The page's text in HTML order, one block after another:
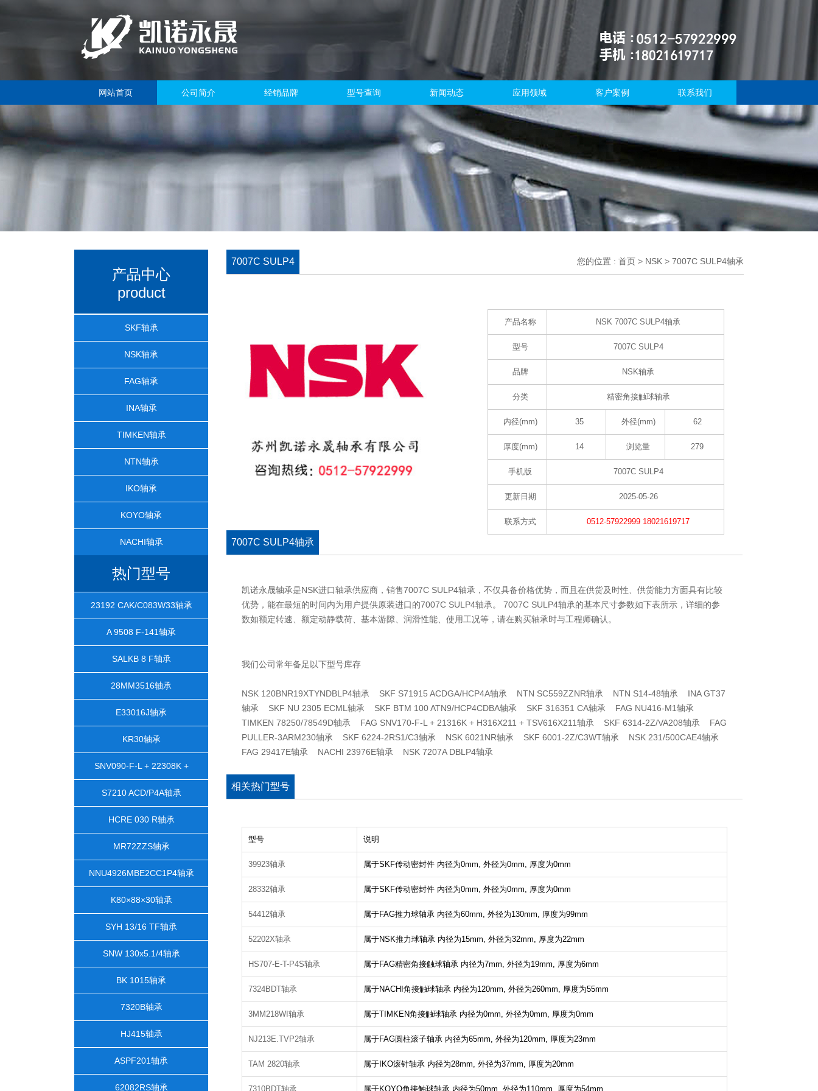
网站首页 公司简介 经销品牌 型号查询 新闻动态 应用领域 客户案例 联系我们
产品中心
product
SKF轴承
NSK轴承
FAG轴承
INA轴承
TIMKEN轴承
NTN轴承
IKO轴承
KOYO轴承
NACHI轴承
热门型号
23192 CAK/C083W33轴承
A 9508 F-141轴承
SALKB 8 F轴承
28MM3516轴承
E33016J轴承
KR30轴承
SNV090-F-L + 22308K +
H2308X106 + TCV608轴承
S7210 ACD/P4A轴承
HCRE 030 R轴承
MR72ZZS轴承
NNU4926MBE2CC1P4轴承
K80×88×30轴承
SYH 13/16 TF轴承
SNW 130x5.1/4轴承
BK 1015轴承
7320B轴承
HJ415轴承
ASPF201轴承
62082RS轴承
7007C SULP4 您的位置 : 首页 > NSK > 7007C SULP4轴承
产品名称 NSK 7007C SULP4轴承
型号 7007C SULP4
品牌 NSK轴承
分类 精密角接触球轴承
内径(mm) 35 外径(mm) 62
厚度(mm) 14 浏览量 279
手机版 7007C SULP4
更新日期 2025-05-26
联系方式 0512-57922999 18021619717
7007C SULP4轴承
凯诺永晟轴承是NSK进口轴承供应商，销售7007C SULP4轴承，不仅具备价格优势，而且在供货及时性、供货能力方面具有比较
优势，能在最短的时间内为用户提供原装进口的7007C SULP4轴承。 7007C SULP4轴承的基本尺寸参数如下表所示，详细的参
数如额定转速、额定动静载荷、基本游隙、润滑性能、使用工况等，请在购买轴承时与工程师确认。
我们公司常年备足以下型号库存
NSK 120BNR19XTYNDBLP4轴承 SKF S71915 ACDGA/HCP4A轴承 NTN SC559ZZNR轴承 NTN S14-48轴承 INA GT37
轴承 SKF NU 2305 ECML轴承 SKF BTM 100 ATN9/HCP4CDBA轴承 SKF 316351 CA轴承 FAG NU416-M1轴承
TIMKEN 78250/78549D轴承 FAG SNV170-F-L + 21316K + H316X211 + TSV616X211轴承 SKF 6314-2Z/VA208轴承 FAG
PULLER-3ARM230轴承 SKF 6224-2RS1/C3轴承 NSK 6021NR轴承 SKF 6001-2Z/C3WT轴承 NSK 231/500CAE4轴承
FAG 29417E轴承 NACHI 23976E轴承 NSK 7207A DBLP4轴承
相关热门型号
型号 说明
39923轴承 属于SKF传动密封件 内径为0mm, 外径为0mm, 厚度为0mm
28332轴承 属于SKF传动密封件 内径为0mm, 外径为0mm, 厚度为0mm
54412轴承 属于FAG推力球轴承 内径为60mm, 外径为130mm, 厚度为99mm
52202X轴承 属于NSK推力球轴承 内径为15mm, 外径为32mm, 厚度为22mm
HS707-E-T-P4S轴承 属于FAG精密角接触球轴承 内径为7mm, 外径为19mm, 厚度为6mm
7324BDT轴承 属于NACHI角接触球轴承 内径为120mm, 外径为260mm, 厚度为55mm
3MM218WI轴承 属于TIMKEN角接触球轴承 内径为0mm, 外径为0mm, 厚度为0mm
NJ213E.TVP2轴承 属于FAG圆柱滚子轴承 内径为65mm, 外径为120mm, 厚度为23mm
TAM 2820轴承 属于IKO滚针轴承 内径为28mm, 外径为37mm, 厚度为20mm
7310BDT轴承 属于KOYO角接触球轴承 内径为50mm, 外径为110mm, 厚度为54mm